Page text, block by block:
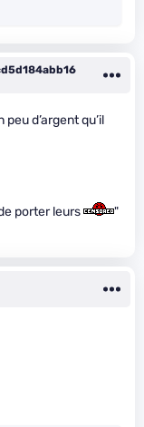
d’argent qu’il
porter leurs
"